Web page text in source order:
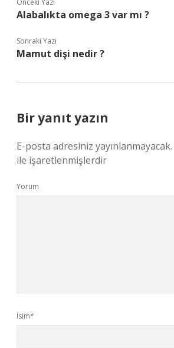
Önceki Yazı
Alabalıkta omega 3 var mı ?
Sonraki Yazı
Mamut dişi nedir ?
Bir yanıt yazın
E-posta adresiniz yayınlanmayacak.
ile işaretlenmişlerdir
Yorum
İsim*